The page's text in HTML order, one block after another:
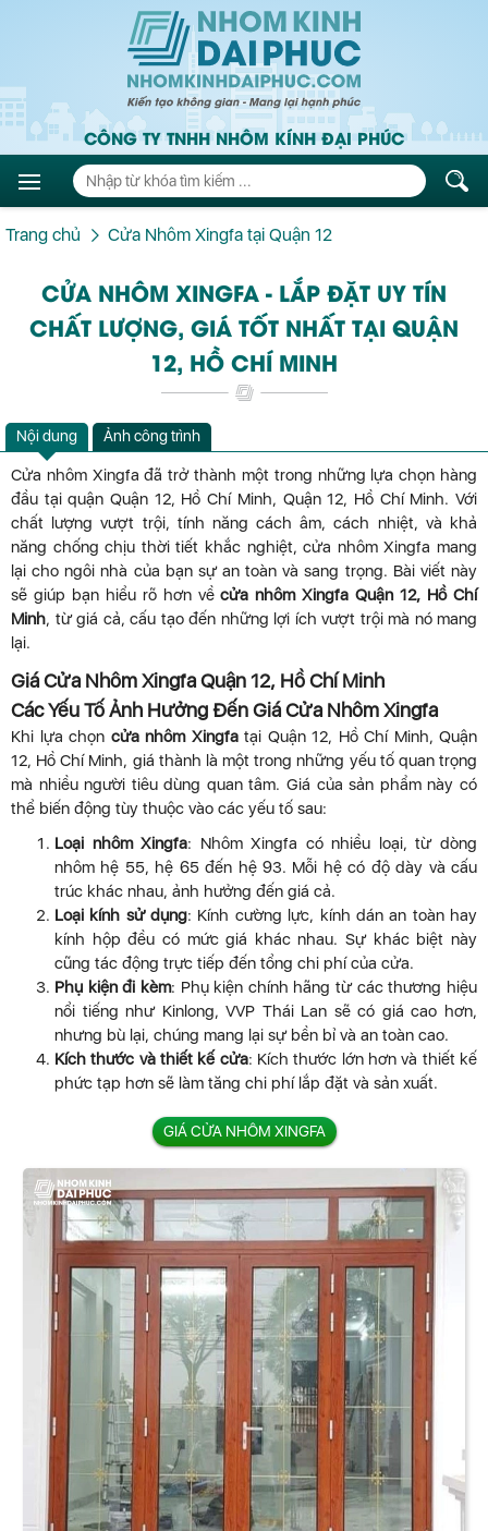
CÔNG TY TNHH NHÔM KÍNH ĐẠI PHÚC
Trang chủ Cửa Nhôm Xingfa tại Quận 12
CỬA NHÔM XINGFA - LẮP ĐẶT UY TÍN
CHẤT LƯỢNG, GIÁ TỐT NHẤT TẠI QUẬN
12, HỒ CHÍ MINH
Nội dung Ảnh công trình
Cửa nhôm Xingfa đã trở thành một trong những lựa chọn hàng
đầu tại quận Quận 12, Hồ Chí Minh, Quận 12, Hồ Chí Minh. Với
chất lượng vượt trội, tính năng cách âm, cách nhiệt, và khả
năng chống chịu thời tiết khắc nghiệt, cửa nhôm Xingfa mang
lại cho ngôi nhà của bạn sự an toàn và sang trọng. Bài viết này
sẽ giúp bạn hiểu rõ hơn vềcửa nhôm Xingfa Quận 12, Hồ Chí
Minh, từ giá cả, cấu tạo đến những lợi ích vượt trội mà nó mang
lại.
Giá Cửa Nhôm Xingfa Quận 12, Hồ Chí Minh
Các Yếu Tố Ảnh Hưởng Đến Giá Cửa Nhôm Xingfa
Khi lựa chọn cửa nhôm Xingfatại Quận 12, Hồ Chí Minh, Quận
12, Hồ Chí Minh, giá thành là một trong những yếu tố quan trọng
mà nhiều người tiêu dùng quan tâm. Giá của sản phẩm này có
thể biến động tùy thuộc vào các yếu tố sau:
Loại nhôm Xingfa: Nhôm Xingfa có nhiều loại, từ dòng
nhôm hệ 55, hệ 65 đến hệ 93. Mỗi hệ có độ dày và cấu
trúc khác nhau, ảnh hưởng đến giá cả.
Loại kính sử dụng: Kính cường lực, kính dán an toàn hay
kính hộp đều có mức giá khác nhau. Sự khác biệt này
cũng tác động trực tiếp đến tổng chi phí của cửa.
Phụ kiện đi kèm: Phụ kiện chính hãng từ các thương hiệu
nổi tiếng như Kinlong, VVP Thái Lan sẽ có giá cao hơn,
nhưng bù lại, chúng mang lại sự bền bỉ và an toàn cao.
Kích thước và thiết kế cửa: Kích thước lớn hơn và thiết kế
phức tạp hơn sẽ làm tăng chi phí lắp đặt và sản xuất.
GIÁ CỬA NHÔM XINGFA